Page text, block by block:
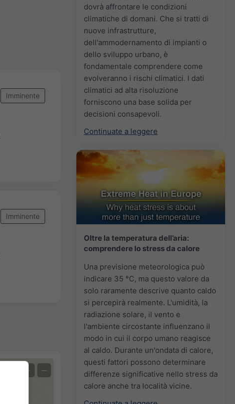
dovrà affrontare le condizioni
climatiche di domani. Che si tratti di
nuove infrastrutture,
dell'ammodernamento di impianti o
dello sviluppo urbano, è
fondamentale comprendere come
evolveranno i rischi climatici. I dati
climatici ad alta risoluzione
forniscono una base solida per
decisioni consapevoli.
Continuate a leggere
Oltre la temperatura dell’aria:
comprendere lo stress da calore
Una previsione meteorologica può
indicare 35 °C, ma questo valore da
solo raramente descrive quanto caldo
si percepirà realmente. L'umidità, la
radiazione solare, il vento e
l'ambiente circostante influenzano il
modo in cui il corpo umano reagisce
al caldo. Durante un'ondata di calore,
questi fattori possono determinare
differenze significative nello stress da
calore anche tra località vicine.
Imminente
Imminente
+ −